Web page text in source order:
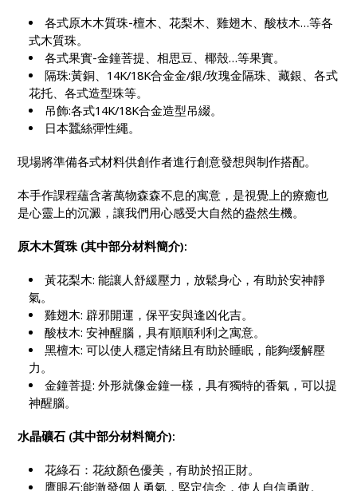
各式原木木質珠-檀木、花梨木、雞翅木、酸枝木…等各
式木質珠。
各式果實-金鐘菩提、相思豆、椰殼…等果實。
隔珠:黃銅、14K/18K合金金/銀/玫瑰金隔珠、藏銀、各式
花托、各式造型珠等。
吊飾:各式14K/18K合金造型吊綴。
日本蠶絲彈性繩。
現場將準備各式材料供創作者進行創意發想與制作搭配。
本手作課程蘊含著萬物森森不息的寓意，是視覺上的療癒也
是心靈上的沉澱，讓我們用心感受大自然的盎然生機。
原木木質珠(其中部分材料簡介):
黃花梨木: 能讓人舒緩壓力，放鬆身心，有助於安神靜
氣。
雞翅木: 辟邪開運，保平安與逢凶化吉。
酸枝木: 安神醒腦，具有順順利利之寓意。
黑檀木: 可以使人穩定情緒且有助於睡眠，能夠缓解壓
力。
金鐘菩提: 外形就像金鐘一樣，具有獨特的香氣，可以提
神醒腦。
水晶礦石 (其中部分材料簡介):
花綠石：花紋顏色優美，有助於招正財。
鷹眼石:能激發個人勇氣，堅定信念，使人自信勇敢。